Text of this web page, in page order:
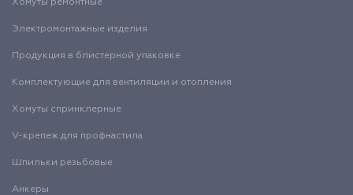
Хомуты ремонтные
Электромонтажные изделия
Продукция в блистерной упаковке
Комплектующие для вентиляции и отопления
Хомуты спринклерные
V-крепеж для профнастила
Шпильки резьбовые
Анкеры